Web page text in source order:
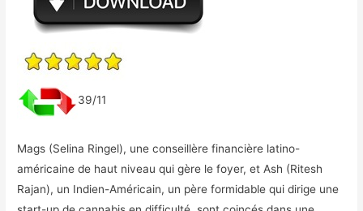
39/11
Mags (Selina Ringel), une conseillère financière latino-
américaine de haut niveau qui gère le foyer, et Ash (Ritesh
Rajan), un Indien-Américain, un père formidable qui dirige une